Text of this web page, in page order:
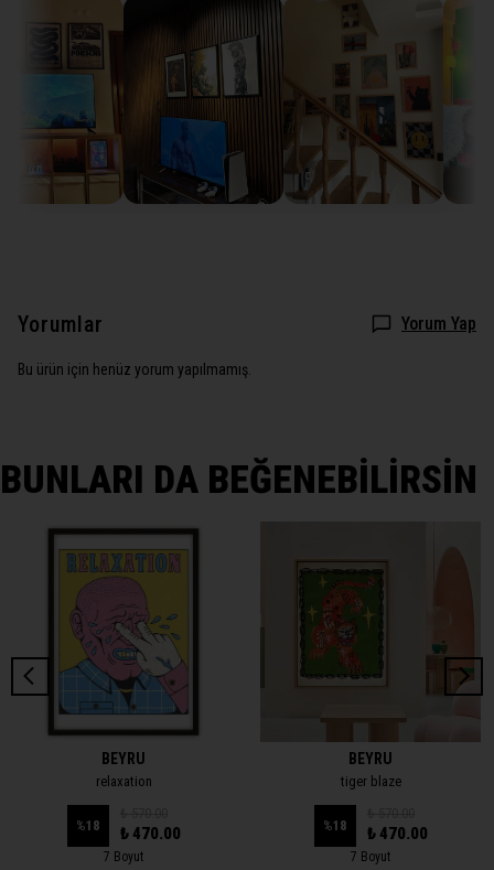
Yorumlar Yorum Yap
Bu ürün için henüz yorum yapılmamış.
BUNLARI DA BEĞENEBİLİRSİN
BEYRU
relaxation
%18 ₺ 470.00
7 Boyut
BEYRU
tiger blaze
%18 ₺ 470.00
7 Boyut